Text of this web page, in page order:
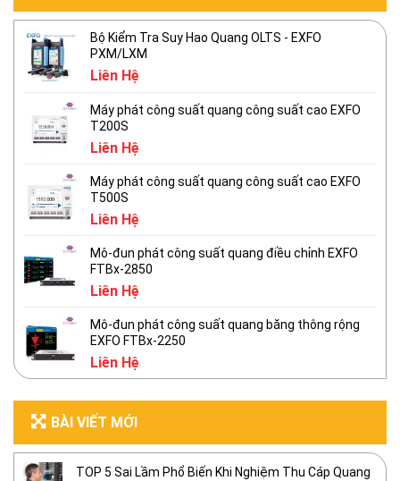
Bộ Kiểm Tra Suy Hao Quang OLTS - EXFO
PXM/LXM
Liên Hệ
Máy phát công suất quang công suất cao EXFO
T200S
Liên Hệ
Máy phát công suất quang công suất cao EXFO
T500S
Liên Hệ
Mô-đun phát công suất quang điều chỉnh EXFO
FTBx-2850
Liên Hệ
Mô-đun phát công suất quang băng thông rộng
EXFO FTBx-2250
Liên Hệ
BÀI VIẾT MỚI
TOP 5 Sai Lầm Phổ Biến Khi Nghiệm Thu Cáp Quang